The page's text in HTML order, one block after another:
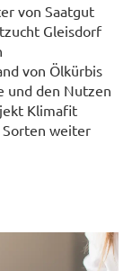
von Saatgut
Gleisdorf
von Ölkürbis
und den Nutzen
Klimafit
weiter